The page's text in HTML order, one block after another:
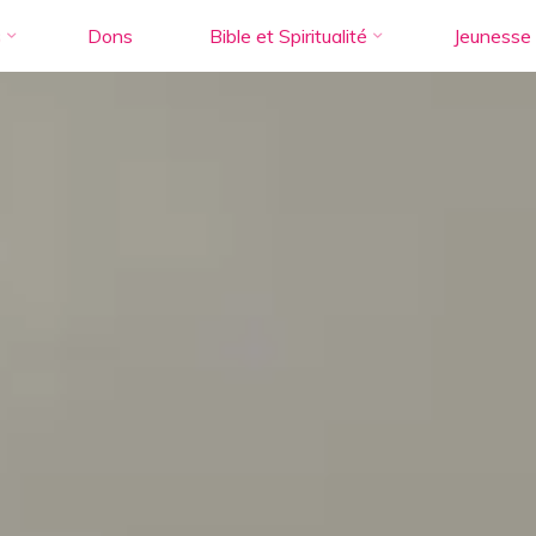
Dons Bible et Spiritualité Jeunesse